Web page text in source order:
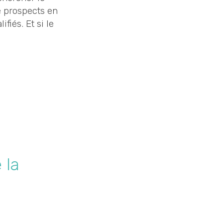
en
Et si le
la